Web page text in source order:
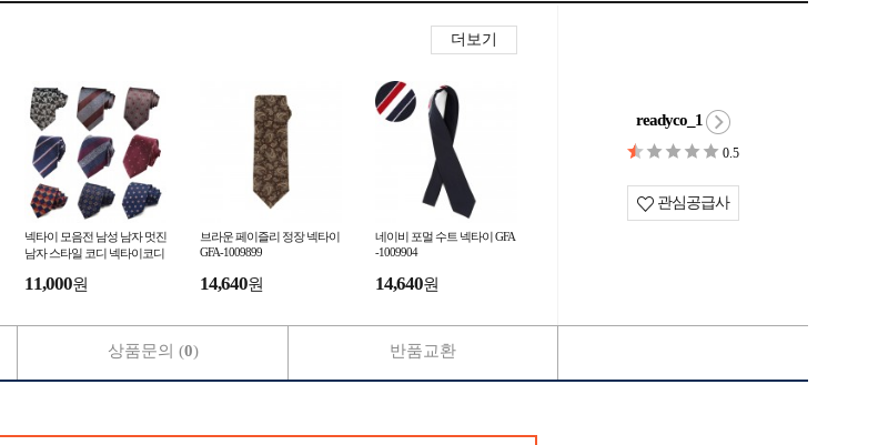
더보기
넥타이 모음전 남성 남자 멋진
남자 스타일 코디 넥타이코디
장 직장인코디
11,000원
브라운 페이즐리 정장 넥타이
GFA-1009899
14,640원
네이비 포멀 수트 넥타이 GFA
-1009904
14,640원
readyco_1
0.5
관심공급사
상품문의 (0) 반품교환